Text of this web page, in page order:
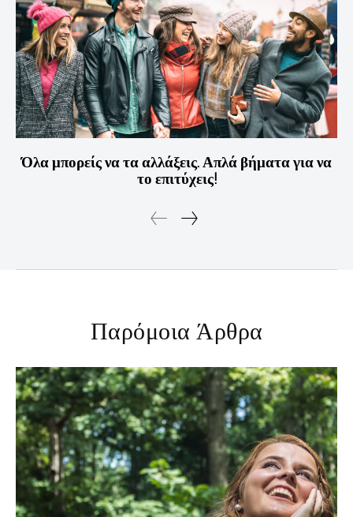
Όλα μπορείς να τα αλλάξεις. Απλά βήματα για να
το επιτύχεις!
Παρόμοια Άρθρα